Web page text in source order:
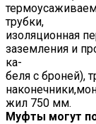
трубки,
изоляционная
заземления и
ка-
беля с броней),
жил 750 мм.
Муфты могут